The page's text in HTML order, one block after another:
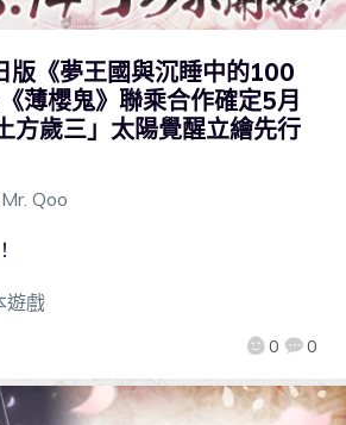
版《夢王國與沉睡中的100
薄櫻鬼》聯乘合作確定5月
方歲三」太陽覺醒立繪先行
Mr. Qoo
0 0
遊戲